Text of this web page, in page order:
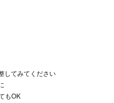
してみてください
もOK